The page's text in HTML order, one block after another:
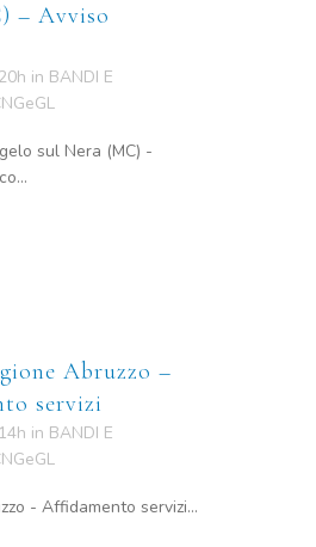
– Avviso
in BANDI E
sul Nera (MC) -
Abruzzo –
servizi
in BANDI E
- Affidamento servizi...